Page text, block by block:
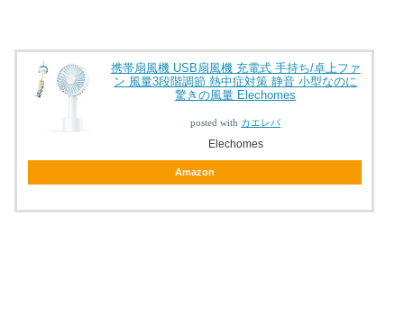
携帯扇風機 USB扇風機 充電式 手持ち/卓上ファ
ン 風量3段階調節 熱中症対策 静音 小型なのに
驚きの風量 Elechomes
posted with カエレバ
Elechomes
Amazon